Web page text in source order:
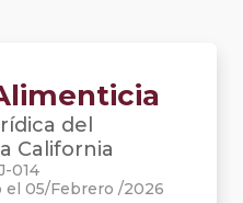
del
California
014
el 05/Febrero /2026